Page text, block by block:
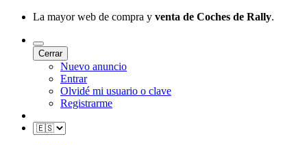
La mayor web de compra y venta de Coches de Rally.
Cerrar
Nuevo anuncio
Entrar
Olvidé mi usuario o clave
Registrarme